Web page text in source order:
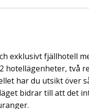
exklusivt fjällhotell
hotellägenheter, två
har du utsikt över
bidrar till att det
december
lokaler till en
där